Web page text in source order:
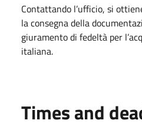
Contattando l’ufficio, si
la consegna della
giuramento di fedeltà per
italiana.
Times and